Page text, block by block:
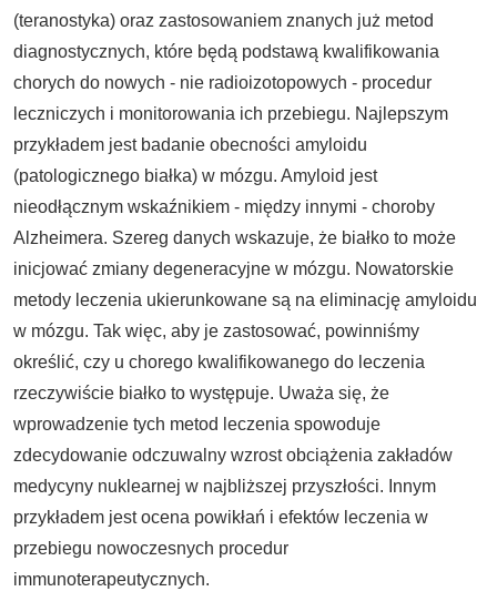
(teranostyka) oraz zastosowaniem znanych już metod
diagnostycznych, które będą podstawą kwalifikowania
chorych do nowych - nie radioizotopowych - procedur
leczniczych i monitorowania ich przebiegu. Najlepszym
przykładem jest badanie obecności amyloidu
(patologicznego białka) w mózgu. Amyloid jest
nieodłącznym wskaźnikiem - między innymi - choroby
Alzheimera. Szereg danych wskazuje, że białko to może
inicjować zmiany degeneracyjne w mózgu. Nowatorskie
metody leczenia ukierunkowane są na eliminację amyloidu
w mózgu. Tak więc, aby je zastosować, powinniśmy
określić, czy u chorego kwalifikowanego do leczenia
rzeczywiście białko to występuje. Uważa się, że
wprowadzenie tych metod leczenia spowoduje
zdecydowanie odczuwalny wzrost obciążenia zakładów
medycyny nuklearnej w najbliższej przyszłości. Innym
przykładem jest ocena powikłań i efektów leczenia w
przebiegu nowoczesnych procedur
immunoterapeutycznych.